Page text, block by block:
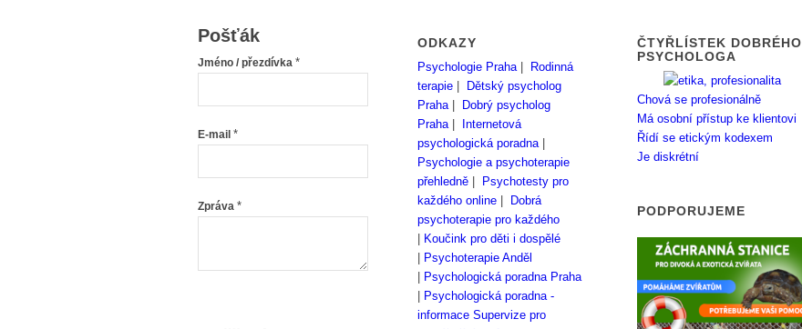
Pošťák
Jméno / přezdívka *
E-mail *
Zpráva *
ODKAZY
Psychologie Praha|
Rodinná
terapie
Dětský psycholog
Praha|
Dobrý psycholog
Praha|
Internetová
psychologická poradna|
Psychologie a psychoterapie
přehledně
Psychotesty pro
každého online
Dobrá
psychoterapie pro každého
Koučink pro děti i dospělé
Psychoterapie Anděl
Psychologická poradna Praha
Psychologická poradna -
informace Supervize pro
ČTYŘLÍSTEK DOBRÉHO
PSYCHOLOGA
Chová se profesionálně
Má osobní přístup ke klientovi
Řídí se etickým kodexem
Je diskrétní
PODPORUJEME